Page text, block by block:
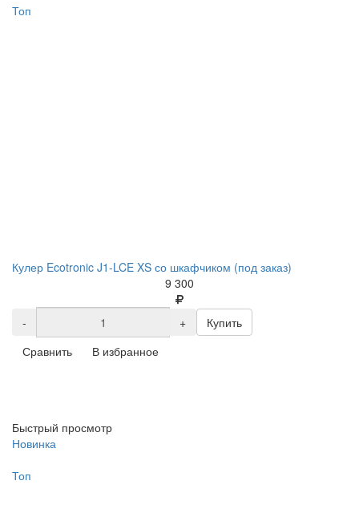
Топ
Кулер Ecotronic J1-LCE XS со шкафчиком (под заказ)
9 300
- +
Купить
Сравнить
В избранное
Быстрый просмотр
Новинка
Топ